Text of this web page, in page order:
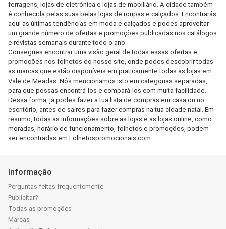
ferragens, lojas de eletrónica e lojas de mobiliário. A cidade também
é conhecida pelas suas belas lojas de roupas e calçados. Encontrarás
aqui as últimas tendências em moda e calçados e podes aproveitar
um grande número de ofertas e promoções publicadas nos catálogos
e revistas semanais durante todo o ano.
Consegues encontrar uma visão geral de todas essas ofertas e
promoções nos folhetos do nosso site, onde podes descobrir todas
as marcas que estão disponíveis em praticamente todas as lojas em
Vale de Meadas. Nós mencionamos isto em categorias separadas,
para que possas encontrá-los e compará-los com muita facilidade.
Dessa forma, já podes fazer a tua lista de compras em casa ou no
escritório, antes de saires para fazer compras na tua cidade natal. Em
resumo, todas as informações sobre as lojas e as lojas online, como
moradas, horário de funcionamento, folhetos e promoções, podem
ser encontradas em Folhetospromocionais.com.
Informação
Perguntas feitas frequentemente
Publicitar?
Todas as promoções
Marcas